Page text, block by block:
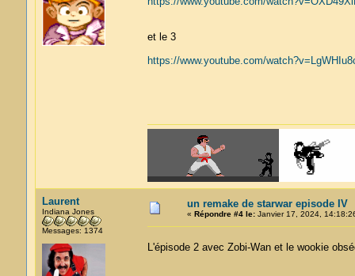
et le 3
https://www.youtube.com/
Laurent
Indiana Jones
Messages: 1374
un remake de starwar episode IV
« Répondre #4 le:Janvier 17, 2024,
L'épisode 2 avec Zobi-Wan et le wookie